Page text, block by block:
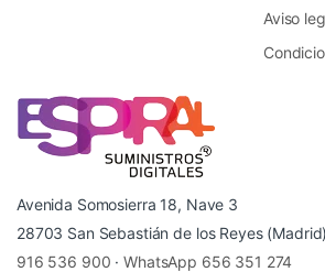
Aviso
Avenida Somosierra 18, Nave 3
28703 San Sebastián de los Reyes (Madrid)
916 536 900 ·WhatsApp 656 351 274